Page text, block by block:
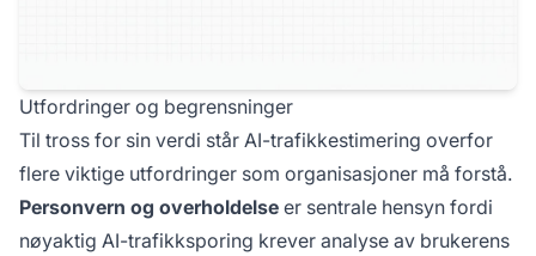
Utfordringer og begrensninger
Til tross for sin verdi står AI-trafikkestimering overfor
flere viktige utfordringer som organisasjoner må forstå.
Personvern og overholdelse er sentrale hensyn fordi
nøyaktig AI-trafikksporing krever analyse av brukerens